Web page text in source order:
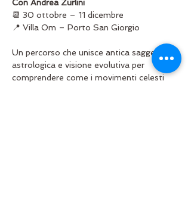
Con Andrea Zurlini
📆 30 ottobre – 11 dicembre
📍 Villa Om – Porto San Giorgio
Un percorso che unisce antica saggezza
astrologica e visione evolutiva per
comprendere come i movimenti celesti